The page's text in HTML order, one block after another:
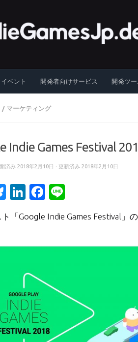
イベント 開発者向けサービス 開発ツ
/ マーケティング
Indie Games Festival
済み 2018年2月10日 · 更新済み 2018年2月10日
Bluesky
LinkedIn
Facebook
「Google Indie Games Festival」